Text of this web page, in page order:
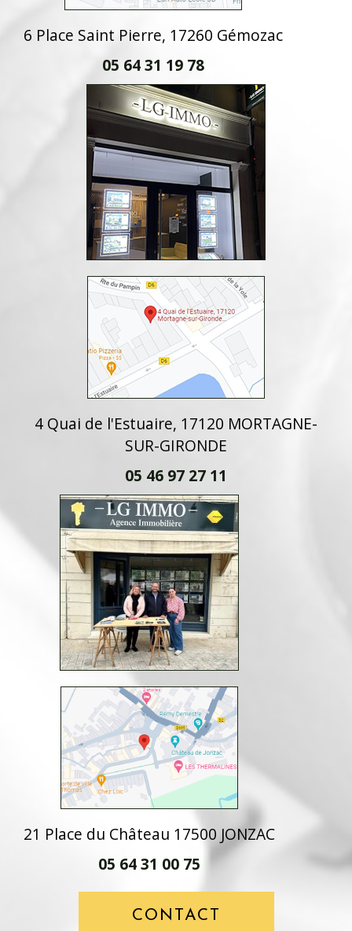
6 Place Saint Pierre, 17260 Gémozac
05 64 31 19 78
4 Quai de l'Estuaire, 17120 MORTAGNE-
SUR-GIRONDE
05 46 97 27 11
21 Place du Château 17500 JONZAC
05 64 31 00 75
CONTACT